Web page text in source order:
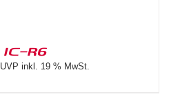
IC-R6
UVP inkl. 19 % MwSt.